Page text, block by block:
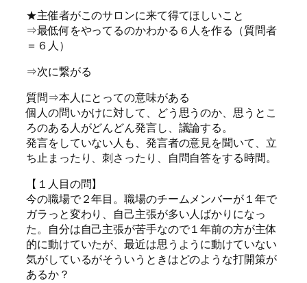
★主催者がこのサロンに来て得てほしいこと
⇒最低何をやってるのかわかる６人を作る（質問者
＝６人）
⇒次に繋がる
質問⇒本人にとっての意味がある
個人の問いかけに対して、どう思うのか、思うとこ
ろのある人がどんどん発言し、議論する。
発言をしていない人も、発言者の意見を聞いて、立
ち止まったり、刺さったり、自問自答をする時間。
【１人目の問】
今の職場で２年目。職場のチームメンバーが１年で
ガラっと変わり、自己主張が多い人ばかりになっ
た。自分は自己主張が苦手なので１年前の方が主体
的に動けていたが、最近は思うように動けていない
気がしているがそういうときはどのような打開策が
あるか？